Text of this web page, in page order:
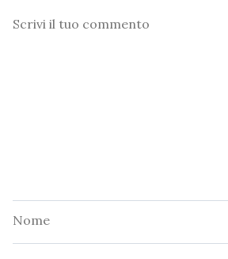
Commento